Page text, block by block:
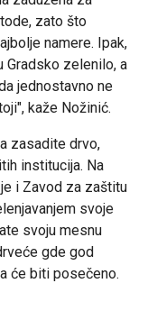
zato što
namere. Ipak,
Gradsko zelenilo, a
jednostavno ne
kaže Nožinić.
zasadite drvo,
institucija. Na
i Zavod za zaštitu
svoje
svoju mesnu
gde god
će biti posečeno.